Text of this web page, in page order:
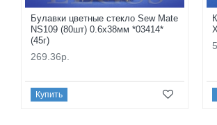
Булавки цветные стекло Sew Mate
NS109 (80шт) 0.6x38мм *03414*
(45г)
269.36р.
Купить